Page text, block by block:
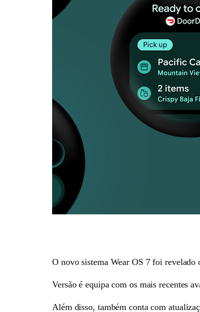
O novo sistema Wear OS 7 foi revelado
Versão é equipa com os mais recentes
Além disso, também conta com